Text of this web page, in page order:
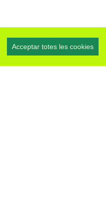
Acceptar totes les cookies